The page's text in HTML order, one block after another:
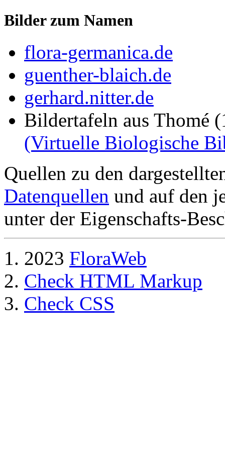
Bilder zum Namen
flora-germanica.de
guenther-blaich.de
gerhard.nitter.de
Bildertafeln aus Thomé
(Virtuelle Biologische
Quellen zu den
Datenquellen und auf den
unter der Eigenschafts-
2023 FloraWeb
Check HTML Markup
Check CSS